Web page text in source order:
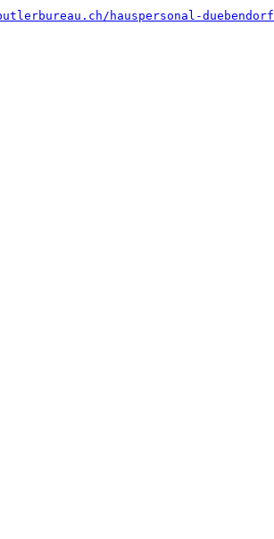
hauspersonal-duebendorf